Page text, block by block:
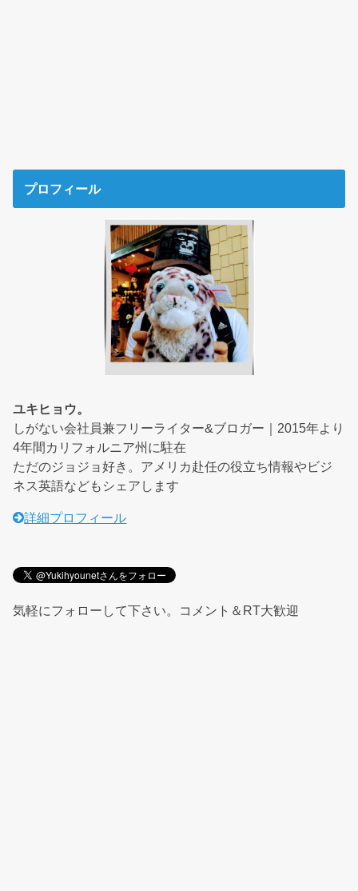
プロフィール
ユキヒョウ。
しがない会社員兼フリーライター&ブロガー｜2015年より
4年間カリフォルニア州に駐在
ただのジョジョ好き。アメリカ赴任の役立ち情報やビジ
ネス英語などもシェアします
詳細プロフィール
気軽にフォローして下さい。コメント＆RT大歓迎